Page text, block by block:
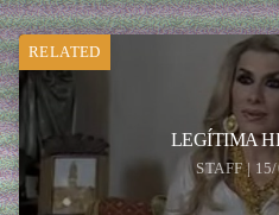
RELATED
LEGÍTIMA
STAFF |